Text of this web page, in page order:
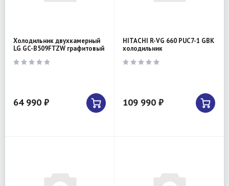
Холодильник двухкамерный
LG GC-B509FTZW графитовый
64 990 ₽
HITACHI R-VG 660 PUC7-1 GBK
холодильник
109 990 ₽